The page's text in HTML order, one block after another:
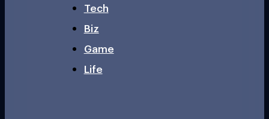
Tech
Biz
Game
Life